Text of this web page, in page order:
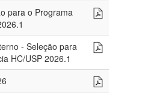
para o Programa
- Seleção para
HC/USP 2026.1